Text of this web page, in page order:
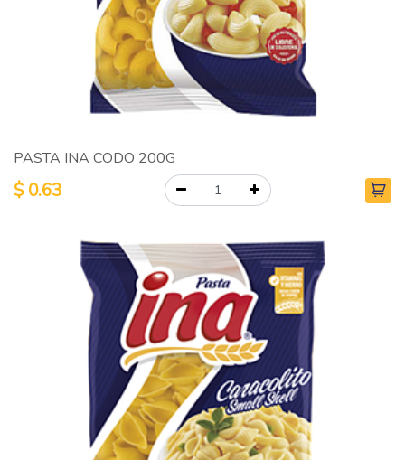
PASTA INA CODO 200G
$0.63